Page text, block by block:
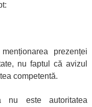
prezenței
nu faptul că avizul
competentă.
nu este autoritatea